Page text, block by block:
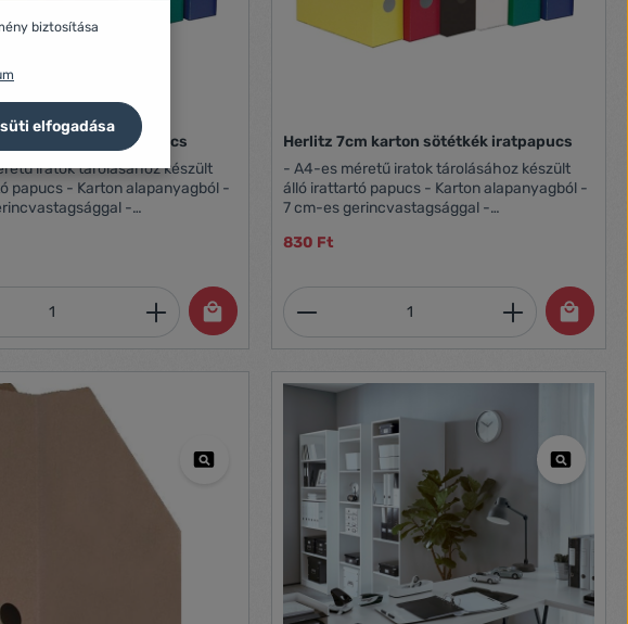
mennyiséget, vagy használja a gombokat a
karton piros iratpapucs
iratok tárolásához készült
papucs - Karton alapanyagból -
-
Adja meg a kívánt mennyiséget, vagy
Herlitz 7cm karton sötétkék iratpapucs
- A4-es méretű iratok tárolásához készült
álló irattartó papucs - Karton alapanyagból -
7 cm-es gerincvastagsággal -
830 Ft
Termékmennyiség: Adja
biztosítása
elfogadása